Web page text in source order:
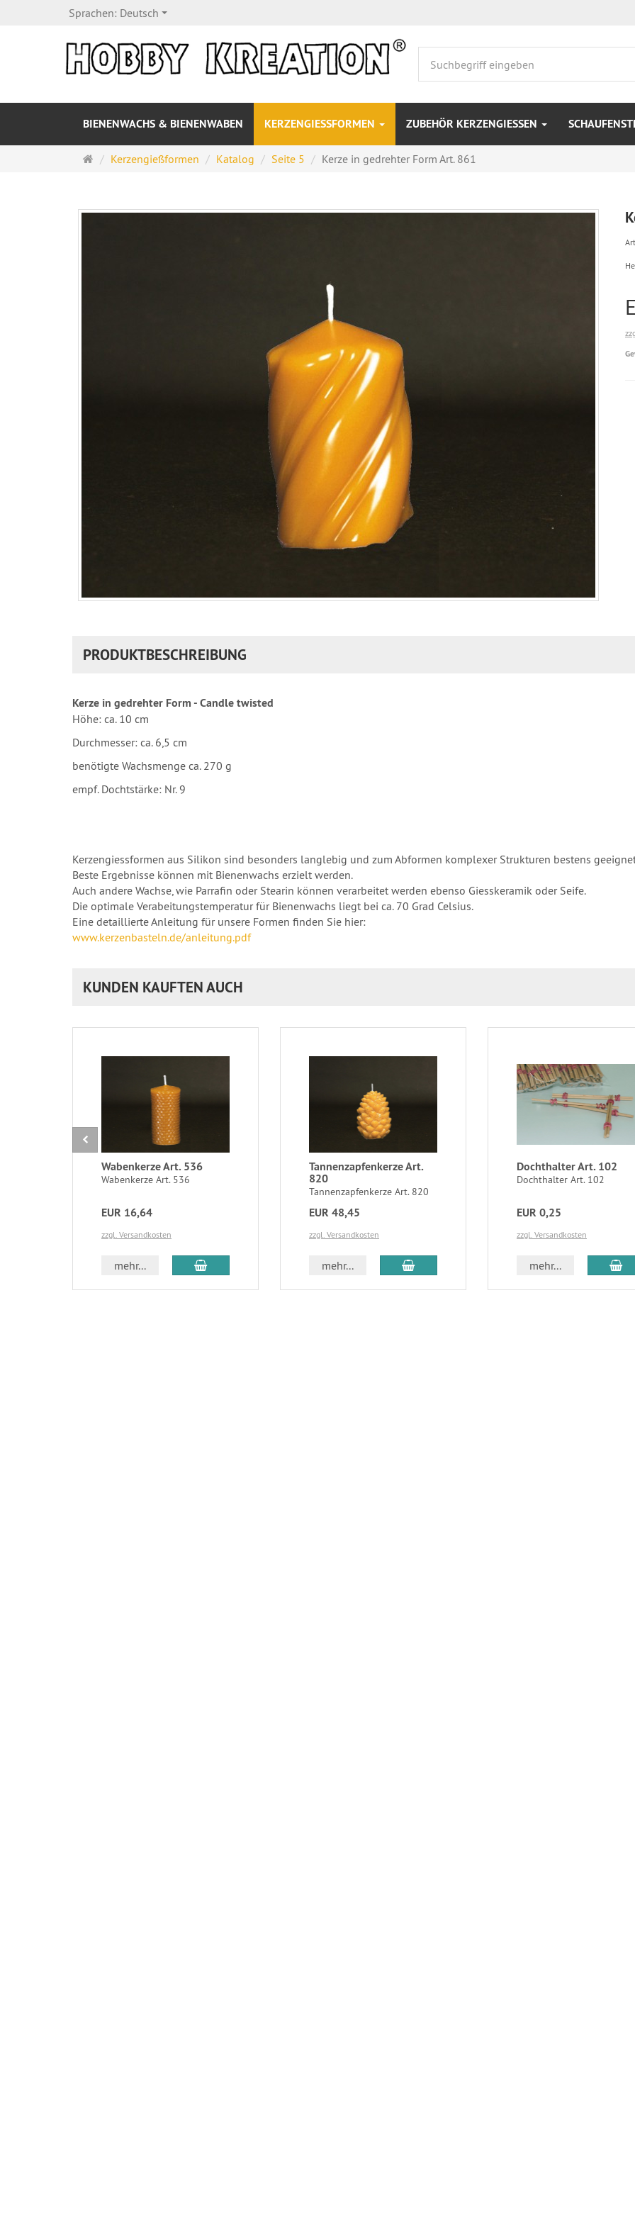
Sprachen: Deutsch
BIENENWACHS & BIENENWABEN KERZENGIESSFORMEN ZUBEHÖR KERZENGIESSEN
Startseite
Kerzengießformen Katalog Seite 5 Kerze in gedrehter Form Art. 861
PRODUKTBESCHREIBUNG
Kerze in gedrehter Form - Candle twisted
Höhe: ca. 10 cm
Durchmesser: ca. 6,5 cm
benötigte Wachsmenge ca. 270 g
empf. Dochtstärke: Nr. 9
Kerzengiessformen aus Silikon sind besonders langlebig und zum Abformen komplexer Strukturen bestens
Beste Ergebnisse können mit Bienenwachs erzielt werden.
Auch andere Wachse, wie Parrafin oder Stearin können verarbeitet werden ebenso Giesskeramik oder Seife.
Die optimale Verabeitungstemperatur für Bienenwachs liegt bei ca. 70 Grad Celsius.
Eine detaillierte Anleitung für unsere Formen finden Sie hier:
www.kerzenbasteln.de/anleitung.pdf
KUNDEN KAUFTEN AUCH
Wabenkerze Art. 536
Wabenkerze Art. 536
EUR 16,64
zzgl. Versandkosten
mehr... In den Warenkorb
Tannenzapfenkerze Art.
820
Tannenzapfenkerze Art. 820
EUR 48,45
zzgl. Versandkosten
mehr... In den Warenkorb
Dochthalter Art. 102
Dochthalter Art. 102
EUR 0,25
zzgl. Versandkosten
mehr... In